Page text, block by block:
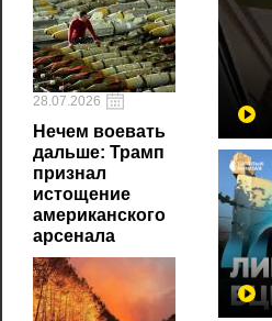
28.07.2026
Нечем воевать
дальше: Трамп
признал
истощение
американского
арсенала